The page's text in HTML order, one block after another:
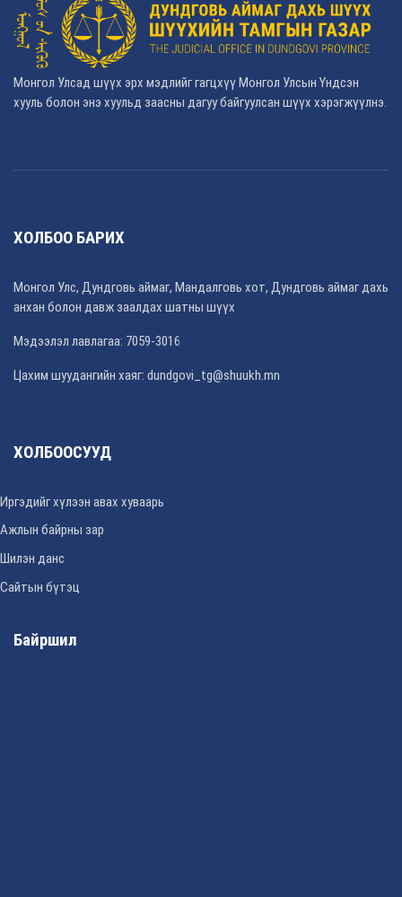
Монгол Улсад шүүх эрх мэдлийг гагцхүү Монгол Улсын Үндсэн
хууль болон энэ хуульд заасны дагуу байгуулсан шүүх хэрэгжүүлнэ.
ХОЛБОО БАРИХ
Монгол Улс, Дундговь аймаг, Мандалговь хот, Дундговь аймаг дахь
анхан болон давж заалдах шатны шүүх
Мэдээлэл лавлагаа: 7059-3016
Цахим шуудангийн хаяг: dundgovi_tg@shuukh.mn
ХОЛБООСУУД
Иргэдийг хүлээн авах хуваарь
Ажлын байрны зар
Шилэн данс
Сайтын бүтэц
Байршил